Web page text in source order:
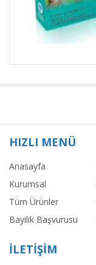
HIZLI MENÜ
Anasayfa
Kurumsal
Tüm Ürünler
Bayilik Başvurusu
İLETİŞİM